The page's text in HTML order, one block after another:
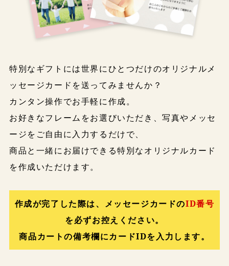
特別なギフトには世界にひとつだけのオリジナルメ
ッセージカードを送ってみませんか？
カンタン操作でお手軽に作成。
お好きなフレームをお選びいただき、写真やメッセ
ージをご自由に入力するだけで、
商品と一緒にお届けできる特別なオリジナルカード
を作成いただけます。
作成が完了した際は、メッセージカードのID番号
を必ずお控えください。
商品カートの備考欄にカードIDを入力します。